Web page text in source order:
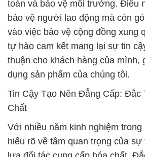
toàn và bảo vệ môi trường. Điều
bảo vệ người lao động mà còn
vào việc bảo vệ cộng đồng xung
tự hào cam kết mang lại sự tin
thuận cho khách hàng của mình,
dụng sản phẩm của chúng tôi.
Tin Cậy Tạo Nên Đẳng Cấp: Đắc
Chất
Với nhiều năm kinh nghiệm trong
hiểu rõ về tầm quan trọng của sự